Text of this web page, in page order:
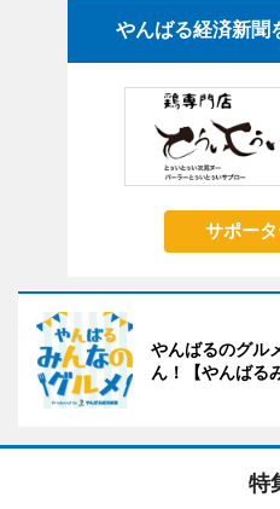
やんばる経済新聞
サポー
やんばるのグル
ん！【やんばる
特